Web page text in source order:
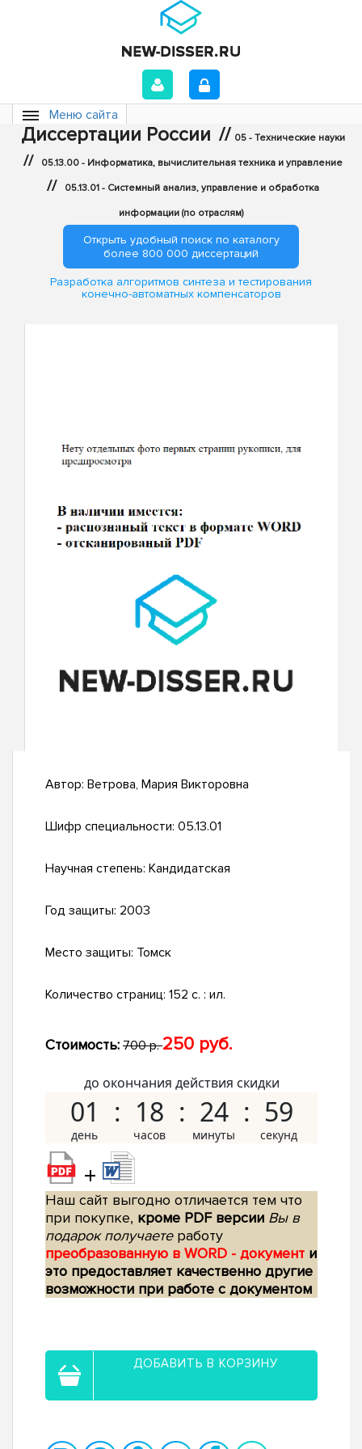
Меню сайта
Диссертации России // 05 - Технические науки
// 05.13.00 - Информатика, вычислительная техника и управление
// 05.13.01 - Системный анализ, управление и обработка
информации (по отраслям)
Открыть удобный поиск по каталогу
более 800 000 диссертаций
Разработка алгоритмов синтеза и тестирования
конечно-автоматных компенсаторов
Автор: Ветрова, Мария Викторовна
Шифр специальности: 05.13.01
Научная степень: Кандидатская
Год защиты: 2003
Место защиты: Томск
Количество страниц: 152 с. : ил.
Стоимость: 700 р.250 руб.
до окончания действия скидки
01 18 24 58
+
Наш сайт выгодно отличается тем что
при покупке, кроме PDF версии Вы в
подарок получаетеработу
преобразованную в WORD - документ и
это предоставляет качественно другие
возможности при работе с документом
ДОБАВИТЬ В КОРЗИНУ